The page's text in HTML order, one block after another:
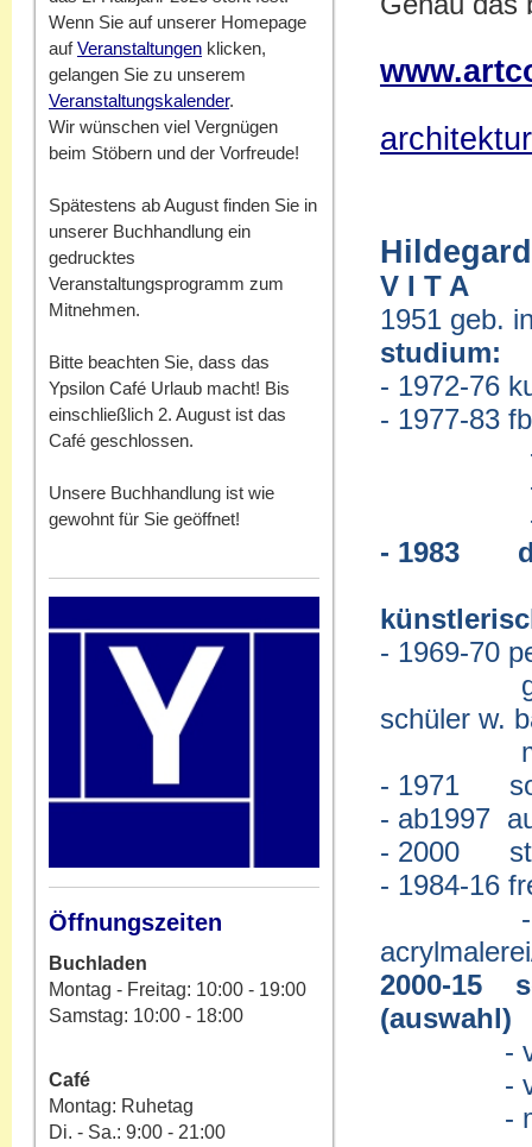
Wenn Sie auf unserer Homepage
aufVeranstaltungen klicken,
gelangen Sie zu unserem
Veranstaltungskalender.
Wir wünschen viel Vergnügen
beim Stöbern und der Vorfreude!
Spätestens ab August finden Sie in
unserer Buchhandlung ein
gedrucktes
Veranstaltungsprogramm zum
Mitnehmen.
Bitte beachten Sie, dass das
Ypsilon Café Urlaub macht! Bis
einschließlich 2. August ist das
Café geschlossen.
Unsere Buchhandlung ist wie
gewohnt für Sie geöffnet!
Öffnungszeiten
Buchladen
Montag - Freitag: 10:00 - 19:00
Samstag: 10:00 - 18:00
Café
Montag: Ruhetag
Di. - Sa.: 9:00 - 21:00
V I T A
1951 geb.
studium:
- 1972-76
- 1977-83
-
-
-
- 1983
- 1969-70
gründer
schüler w.
- 1971
- ab1997
- 2000
- 1984-16
-
2000-15
(auswahl)
-
- vhs
- mal- u.